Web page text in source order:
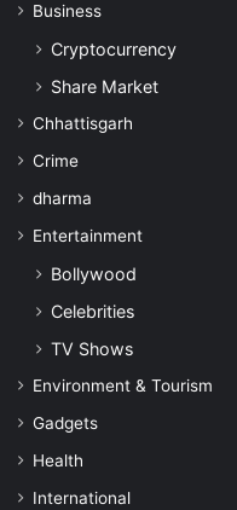
Business
Cryptocurrency
Share Market
Chhattisgarh
Crime
dharma
Entertainment
Bollywood
Celebrities
TV Shows
Environment & Tourism
Gadgets
Health
International